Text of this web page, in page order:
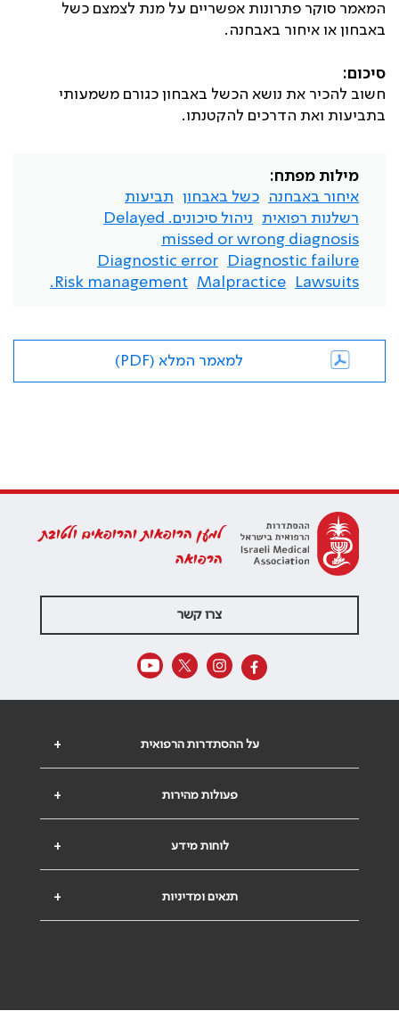
המאמר סוקר פתרונות אפשריים על מנת לצמצם כשל
באבחון או איחור באבחנה.
סיכום:
חשוב להכיר את נושא הכשל באבחון כגורם משמעותי
בתביעות ואת הדרכים להקטנתו.
מילות מפתח:
איחור באבחנה
כשל באבחון
תביעות
רשלנות רפואית
ניהול סיכונים. Delayed
missed or wrong diagnosis
Diagnostic failure
Diagnostic error
Lawsuits
Malpractice
Risk management.
למאמר המלא (PDF)
למען הרופאות והרופאים ולטובת
הרפואה
צרו קשר
+ על ההסתדרות הרפואית
+ פעולות מהירות
+ לוחות מידע
+ תנאים ומדיניות